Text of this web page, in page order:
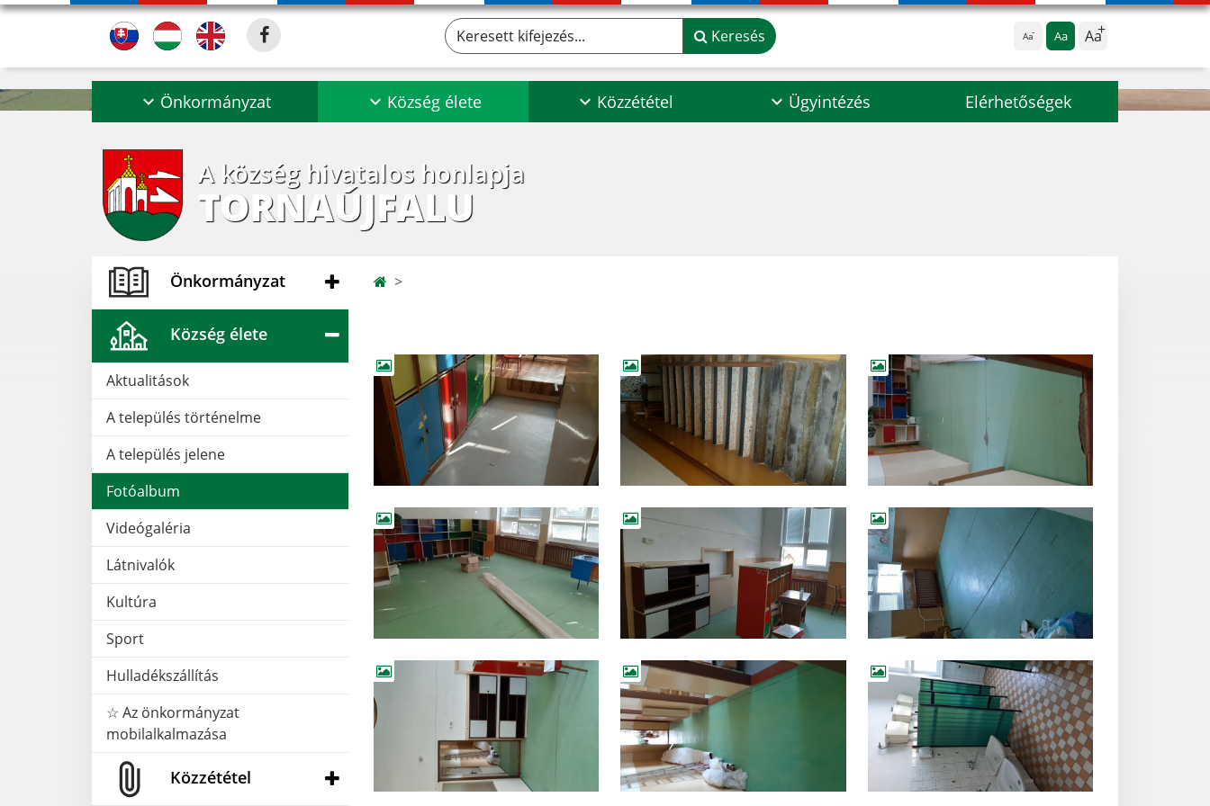
Aa Aa Aa
Keresett kifejezés... Keresés
Önkormányzat Község élete Közzététel Ügyintézés Elérhetőségek
A község hivatalos honlapja
TORNAÚJFALU
Önkormányzat
Község élete
Aktualitások
A település történelme
A település jelene
Fotóalbum
Videógaléria
Látnivalók
Kultúra
Sport
Hulladékszállítás
☆ Az önkormányzat
mobilalkalmazása
Közzététel